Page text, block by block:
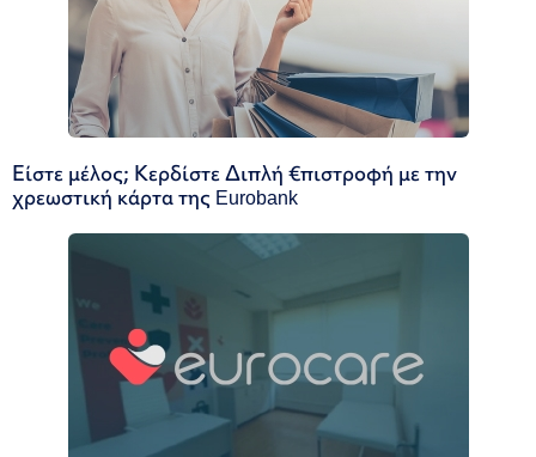
Είστε μέλος; Κερδίστε Διπλή €πιστροφή με την
χρεωστική κάρτα της Eurobank